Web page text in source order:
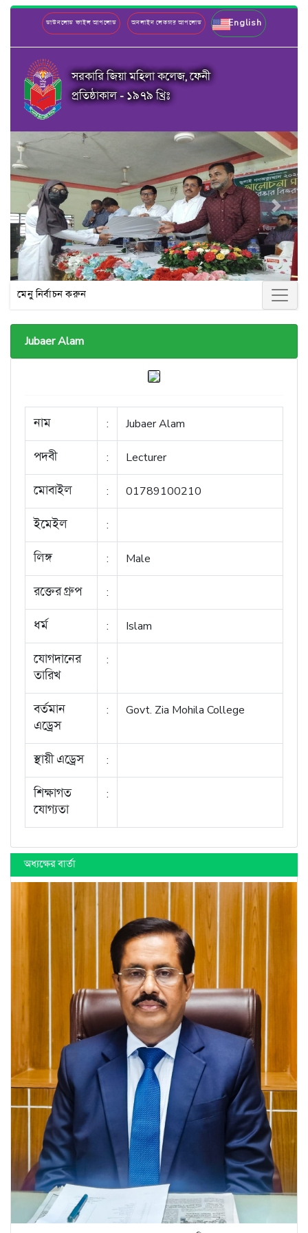
ডাউনলোড ফাইল আপলোড অনলাইন লেকচার আপলোড English
সরকারি জিয়া মহিলা কলেজ, ফেনী
প্রতিষ্ঠাকাল - ১৯৭৯ খ্রিঃ
Previous Next
মেনু নির্বাচন করুন
Jubaer Alam
নাম : Jubaer Alam
পদবী : Lecturer
মোবাইল : 01789100210
ইমেইল :
লিঙ্গ : Male
রক্তের গ্রুপ :
ধর্ম : Islam
যোগদানের
তারিখ
:
বর্তমান
এড্রেস
: Govt. Zia Mohila College
স্থায়ী এড্রেস :
শিক্ষাগত
যোগ্যতা
:
অধ্যক্ষের বার্তা